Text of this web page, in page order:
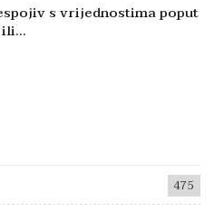
s vrijednostima poput
ili…
475